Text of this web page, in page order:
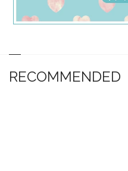
RECOMMENDED